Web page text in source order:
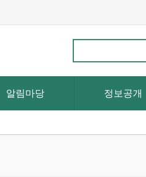
알림마당 정보공개